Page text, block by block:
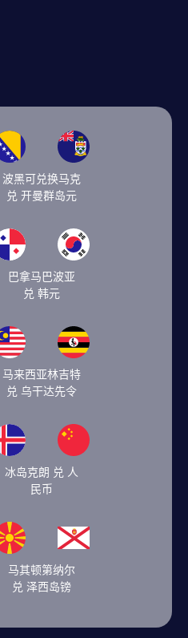
波黑可兑换马克
兑 开曼群岛元
巴拿马巴波亚
兑 韩元
马来西亚林吉特
兑 乌干达先令
冰岛克朗 兑 人
民币
马其顿第纳尔
兑 泽西岛镑